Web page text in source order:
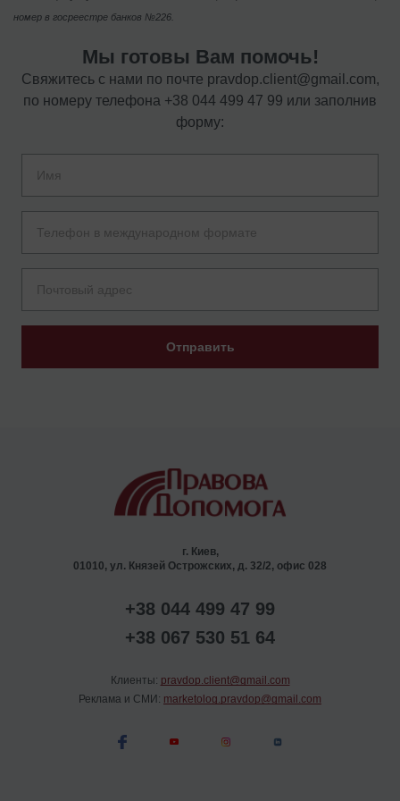
номер в госреестре банков №226.
Мы готовы Вам помочь!
Свяжитесь с нами по почте pravdop.client@gmail.com,
по номеру телефона +38 044 499 47 99 или заполнив
форму:
Отправить
г. Киев,
01010, ул. Князей Острожских, д. 32/2, офис 028
+38 044 499 47 99
+38 067 530 51 64
Клиенты: pravdop.client@gmail.com
Реклама и СМИ: marketolog.pravdop@gmail.com